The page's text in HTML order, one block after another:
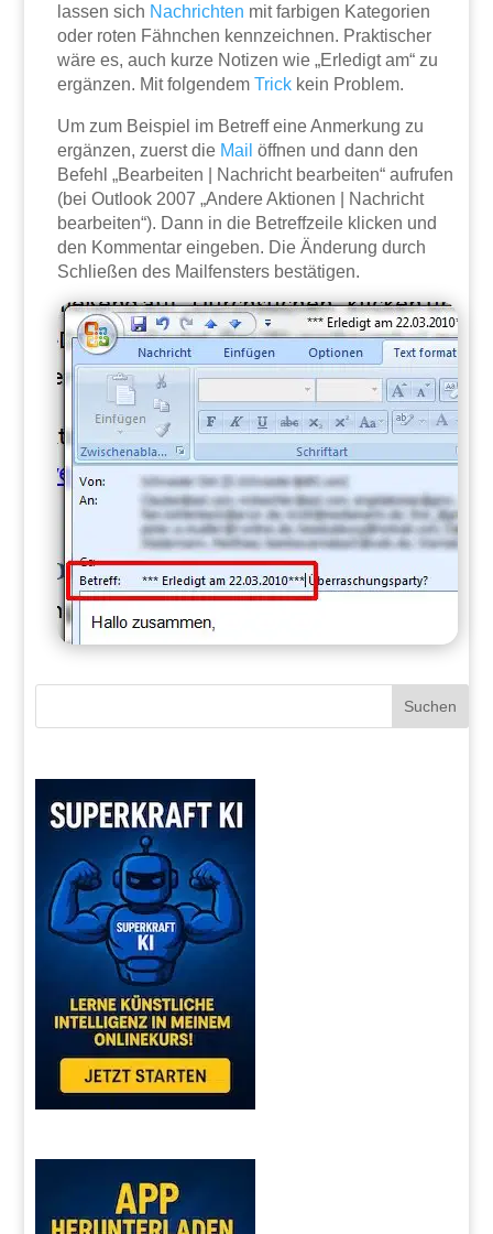
lassen sich Nachrichten mit farbigen Kategorien
oder roten Fähnchen kennzeichnen. Praktischer
wäre es, auch kurze Notizen wie „Erledigt am“ zu
ergänzen. Mit folgendemTrick kein Problem.
Um zum Beispiel im Betreff eine Anmerkung zu
ergänzen, zuerst die Mail öffnen und dann den
Befehl „Bearbeiten | Nachricht bearbeiten“ aufrufen
(bei Outlook 2007 „Andere Aktionen | Nachricht
bearbeiten“). Dann in die Betreffzeile klicken und
den Kommentar eingeben. Die Änderung durch
Schließen des Mailfensters bestätigen.